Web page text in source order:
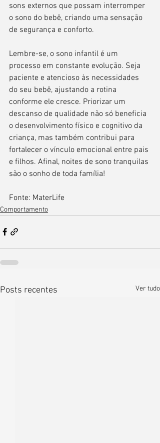
sons externos que possam interromper
o sono do bebê, criando uma sensação
de segurança e conforto.
Lembre-se, o sono infantil é um
processo em constante evolução. Seja
paciente e atencioso às necessidades
do seu bebê, ajustando a rotina
conforme ele cresce. Priorizar um
descanso de qualidade não só beneficia
o desenvolvimento físico e cognitivo da
criança, mas também contribui para
fortalecer o vínculo emocional entre pais
e filhos. Afinal, noites de sono tranquilas
são o sonho de toda família!
Fonte: MaterLife
Comportamento
Posts recentes Ver tudo